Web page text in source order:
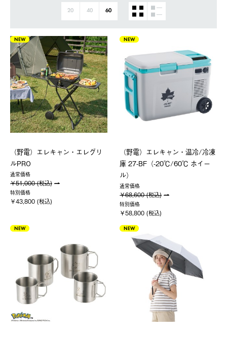
20 40 60
NEW
（野電）エレキャン・エレグリ
ルPRO
通常価格
￥51,000 (税込)
特別価格
￥43,800 (税込)
NEW
（野電）エレキャン・温冷/冷凍
庫 27-BF（-20℃/60℃ ホイー
ル）
通常価格
￥68,600 (税込)
特別価格
￥58,800 (税込)
NEW NEW